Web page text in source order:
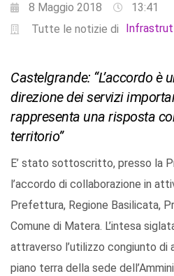
8 Maggio 2018
13:41
Tutte le notizie di
Castelgrande: “L’accordo è
direzione dei servizi
rappresenta una risposta
territorio”
E’ stato sottoscritto, presso la
l’accordo di collaborazione in
Prefettura, Regione Basilicata,
Comune di Matera. L’intesa
attraverso l’utilizzo congiunto di
piano terra della sede